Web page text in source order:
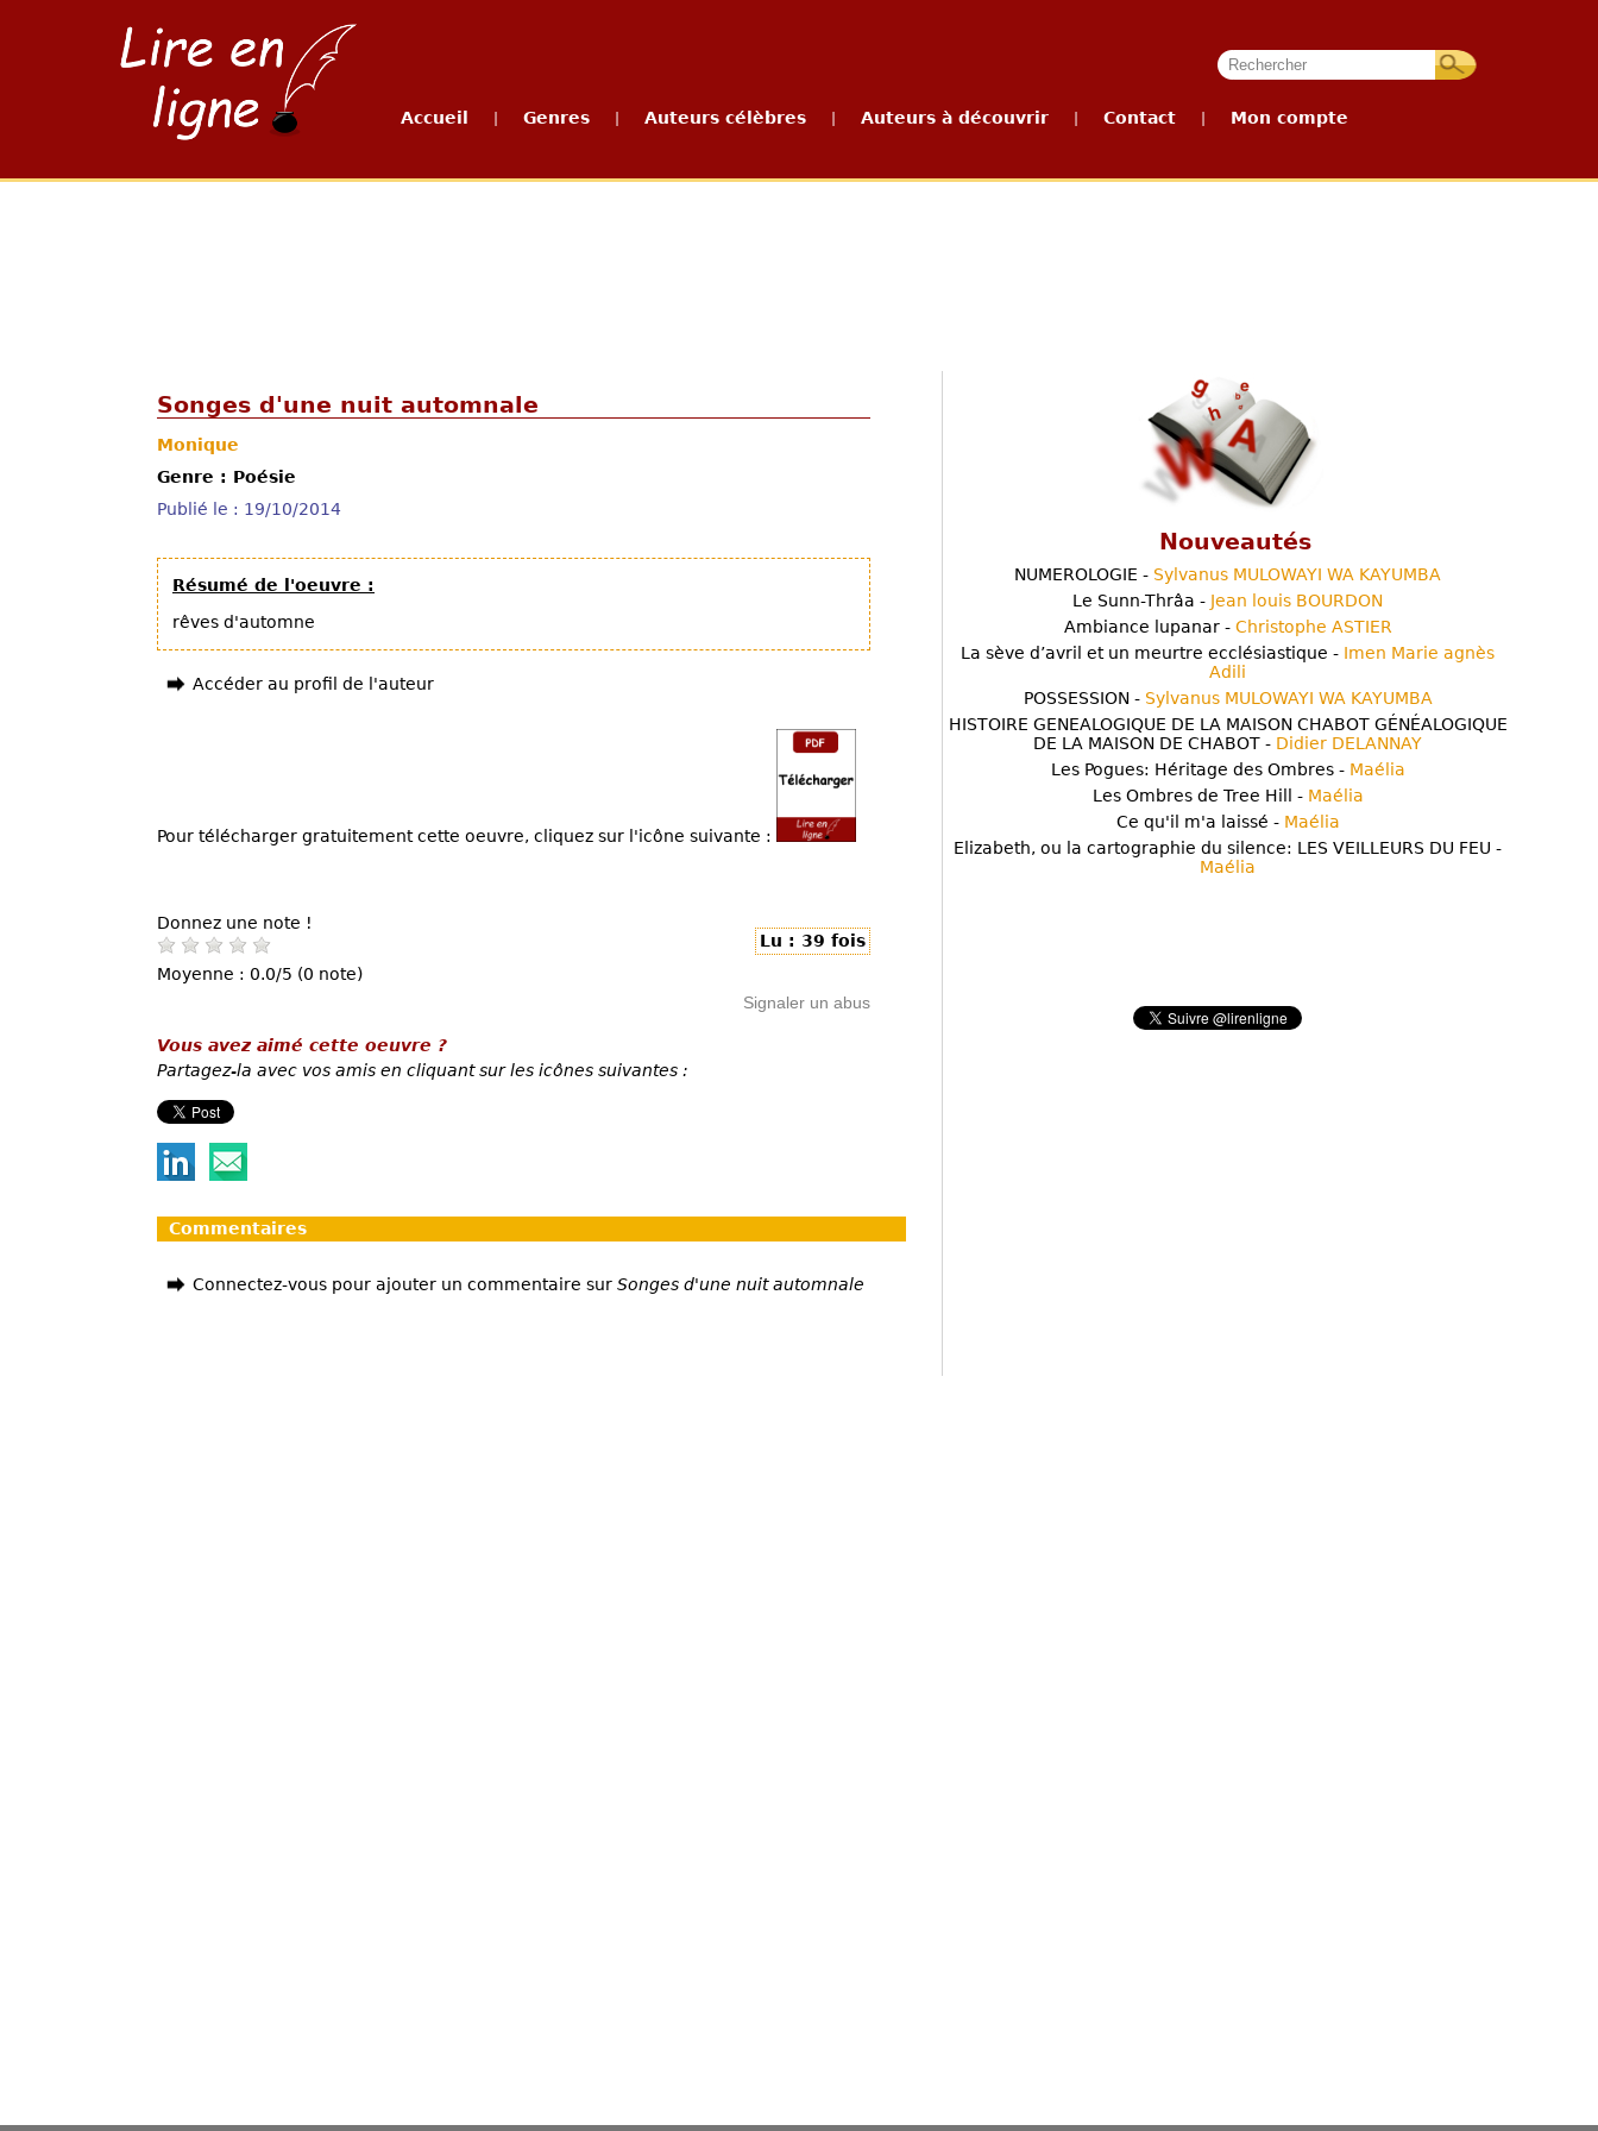
Accueil Genres Auteurs célèbres Auteurs à découvrir Contact Mon compte
Songes d'une nuit automnale
Monique
Genre : Poésie
Publié le : 19/10/2014
Résumé de l'oeuvre :
rêves d'automne
Accéder au profil de l'auteur
Pour télécharger gratuitement cette oeuvre, cliquez sur l'icône suivante :
Donnez une note !
Moyenne : 0.0/5 (0 note)
Lu : 39 fois
Signaler un abus
Vous avez aimé cette oeuvre ?
Partagez-la avec vos amis en cliquant sur les icônes suivantes :
Commentaires
Connectez-vous pour ajouter un commentaire sur Songes d'une nuit automnale
Nouveautés
NUMEROLOGIE - Sylvanus MULOWAYI WA KAYUMBA
Le Sunn-Thrâa - Jean louis BOURDON
Ambiance lupanar - Christophe ASTIER
La sève d’avril et un meurtre ecclésiastique - Imen Marie agnès
Adili
POSSESSION - Sylvanus MULOWAYI WA KAYUMBA
HISTOIRE GENEALOGIQUE DE LA MAISON CHABOT GÉNÉALOGIQUE
DE LA MAISON DE CHABOT - Didier DELANNAY
Les Pogues: Héritage des Ombres - Maélia
Les Ombres de Tree Hill - Maélia
Ce qu'il m'a laissé - Maélia
Elizabeth, ou la cartographie du silence: LES VEILLEURS DU FEU -
Maélia